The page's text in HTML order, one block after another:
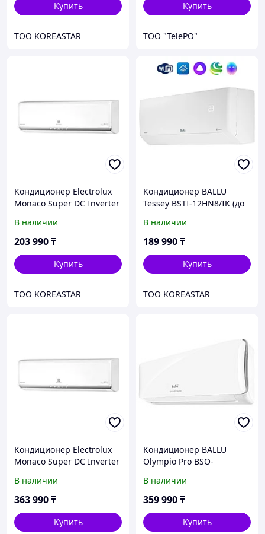
Купить
ТОО KOREASTAR
Купить
ТОО "TelePO"
Кондиционер Electrolux
Monaco Super DC Inverter
В наличии
203 990₸
Купить
ТОО KOREASTAR
Кондиционер BALLU
Tessey BSTI-12HN8/IK (до
В наличии
189 990₸
Купить
ТОО KOREASTAR
Кондиционер Electrolux
Monaco Super DC Inverter
В наличии
363 990₸
Купить
Кондиционер BALLU
Olympio Pro BSO-
В наличии
359 990₸
Купить